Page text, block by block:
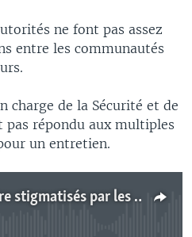
ne font pas assez
entre les communautés
charge de la Sécurité et de
pas répondu aux multiples
un entretien.
Les Peuls affirment être stigmatisés par les autorités ivoiriennes
currently available